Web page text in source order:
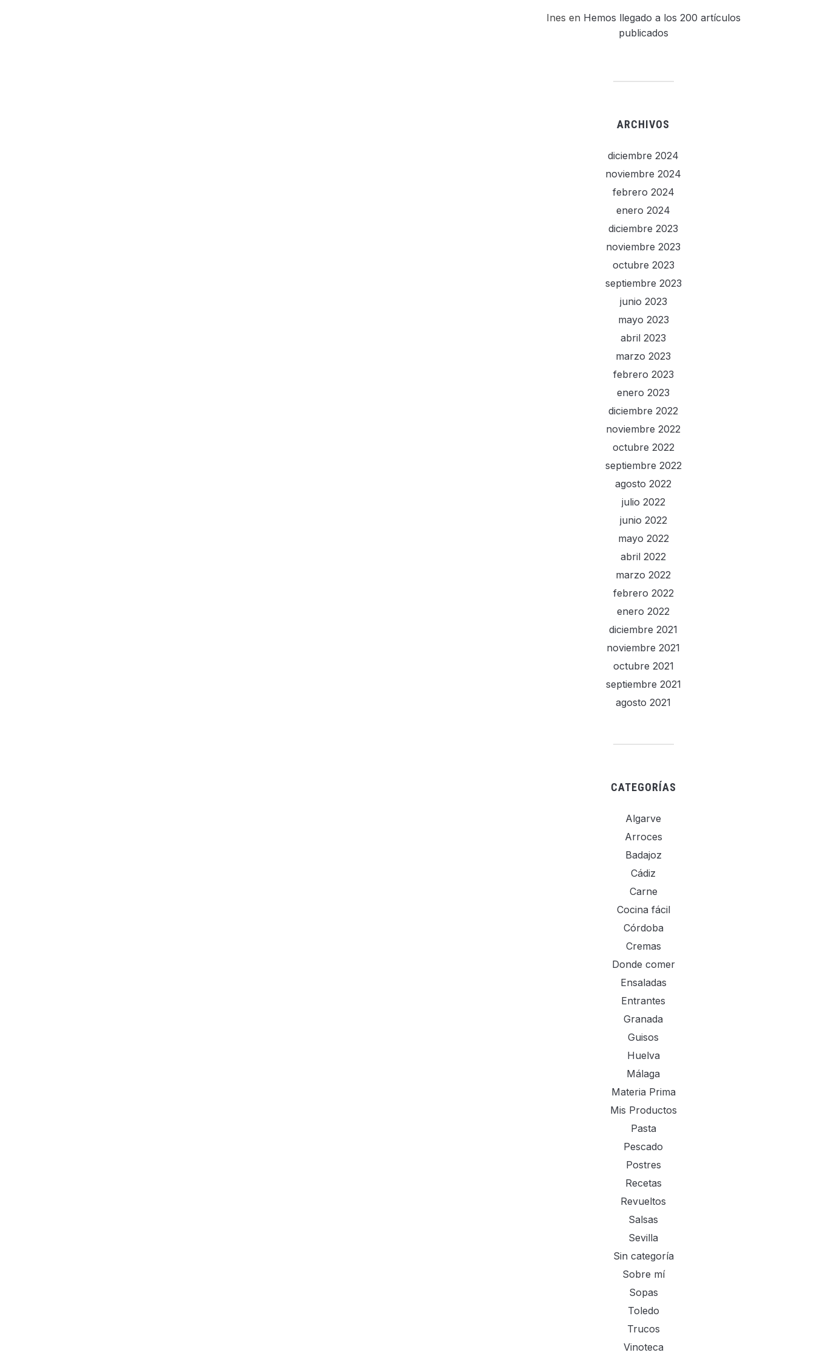
Ines en Hemos llegado a los 200 artículos
publicados
ARCHIVOS
diciembre 2024
noviembre 2024
febrero 2024
enero 2024
diciembre 2023
noviembre 2023
octubre 2023
septiembre 2023
junio 2023
mayo 2023
abril 2023
marzo 2023
febrero 2023
enero 2023
diciembre 2022
noviembre 2022
octubre 2022
septiembre 2022
agosto 2022
julio 2022
junio 2022
mayo 2022
abril 2022
marzo 2022
febrero 2022
enero 2022
diciembre 2021
noviembre 2021
octubre 2021
septiembre 2021
agosto 2021
CATEGORÍAS
Algarve
Arroces
Badajoz
Cádiz
Carne
Cocina fácil
Córdoba
Cremas
Donde comer
Ensaladas
Entrantes
Granada
Guisos
Huelva
Málaga
Materia Prima
Mis Productos
Pasta
Pescado
Postres
Recetas
Revueltos
Salsas
Sevilla
Sin categoría
Sobre mí
Sopas
Toledo
Trucos
Vinoteca